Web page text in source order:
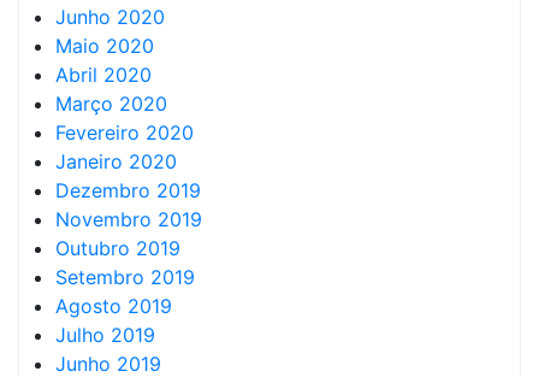
Junho 2020
Maio 2020
Abril 2020
Março 2020
Fevereiro 2020
Janeiro 2020
Dezembro 2019
Novembro 2019
Outubro 2019
Setembro 2019
Agosto 2019
Julho 2019
Junho 2019